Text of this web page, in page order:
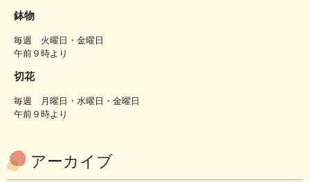
鉢物
毎週 火曜日・金曜日
午前９時より
切花
毎週 月曜日・水曜日・金曜日
午前９時より
アーカイブ